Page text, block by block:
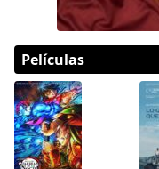
Películas